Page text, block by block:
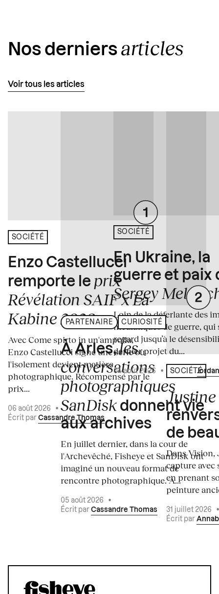
Nos derniers articles
Voir tous les articles
SOCIÉTÉ
Enzo Castellucci
remporte le prix
Révélation SAIF x La
Kabine 2026
Avec Come spirto in un'ampolla,
Enzo Castellucci signe une série où
l'isolement devient matière
photographique. Récompensé par le
prix...
06 août 2026
•
Écrit par Cassandre Thomas
PARTENAIRE CURIOSITÉ
À Arles,les
conversations
photographiques
SanDisk donnent vie
aux archives
En juillet dernier, dans la cour de
l'Archevêché, Fisheye et SanDisk ont
imaginé un nouveau format de
rencontre photographique. À...
05 août 2026
•
Écrit par Cassandre Thomas
SOCIÉTÉ
En Ukraine, la
guerre et paix
Sergey
Loin de la déferlante des
médiatiques de guerre, qui
regard jusqu’à le
dernier projet du...
04 août 2026 • Écrit par
SOCIÉTÉ
de
Dans
capture avec
en prenant
peinture
31 juillet 2026
Écrit par